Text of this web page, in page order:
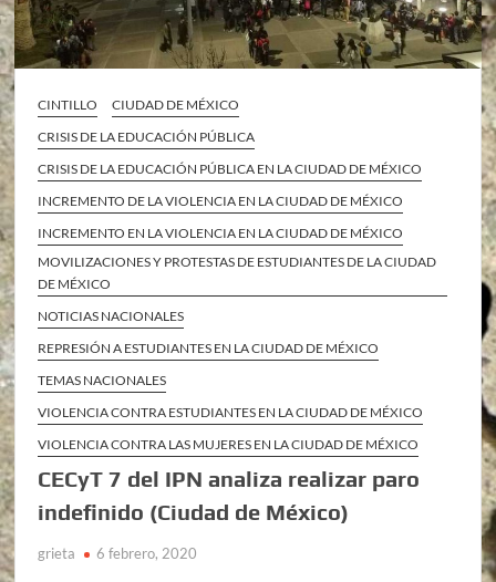
CINTILLO
CIUDAD DE MÉXICO
CRISIS DE LA EDUCACIÓN PÚBLICA
CRISIS DE LA EDUCACIÓN PÚBLICA EN LA CIUDAD DE MÉXICO
INCREMENTO DE LA VIOLENCIA EN LA CIUDAD DE MÉXICO
INCREMENTO EN LA VIOLENCIA EN LA CIUDAD DE MÉXICO
MOVILIZACIONES Y PROTESTAS DE ESTUDIANTES DE LA CIUDAD
DE MÉXICO
NOTICIAS NACIONALES
REPRESIÓN A ESTUDIANTES EN LA CIUDAD DE MÉXICO
TEMAS NACIONALES
VIOLENCIA CONTRA ESTUDIANTES EN LA CIUDAD DE MÉXICO
VIOLENCIA CONTRA LAS MUJERES EN LA CIUDAD DE MÉXICO
CECyT 7 del IPN analiza realizar paro
indefinido (Ciudad de México)
grieta 6 febrero, 2020